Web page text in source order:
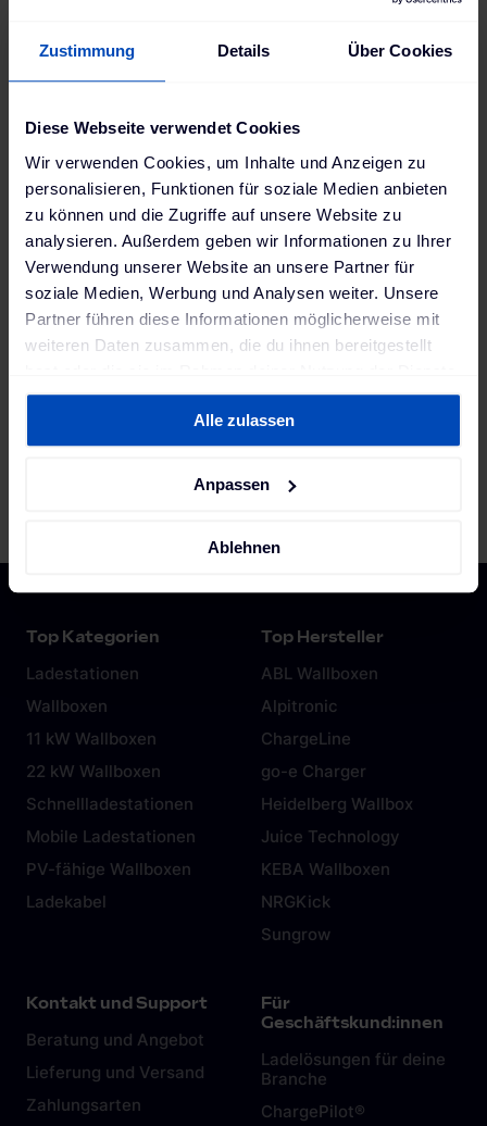
Zustimmung Details Über Cookies
Diese Webseite verwendet Cookies
Wir verwenden Cookies, um Inhalte und Anzeigen zu
personalisieren, Funktionen für soziale Medien anbieten
zu können und die Zugriffe auf unsere Website zu
analysieren. Außerdem geben wir Informationen zu Ihrer
Verwendung unserer Website an unsere Partner für
soziale Medien, Werbung und Analysen weiter. Unsere
Partner führen diese Informationen möglicherweise mit
weiteren Daten zusammen, die du ihnen bereitgestellt
gesammelt haben. Weitere Informationen findest du in
Datenschutzerklärungund unserem
Impressum.
Alle zulassen
Anpassen
Ablehnen
Nicole Rüther
Team Lead Pre-Sales
The Mobility House
Roland Esser
Key Account Manager RealEstate
Top Kategorien
Ladestationen
Wallboxen
11 kW Wallboxen
22 kW Wallboxen
Schnellladestationen
Mobile Ladestationen
PV-fähige Wallboxen
Ladekabel
Top Hersteller
ABL Wallboxen
Alpitronic
ChargeLine
go-e Charger
Heidelberg Wallbox
Juice Technology
KEBA Wallboxen
NRGKick
Sungrow
Kontakt und Support
Beratung und Angebot
Lieferung und Versand
Zahlungsarten
Für
Geschäftskund:innen
Ladelösungen für deine
Branche
ChargePilot®